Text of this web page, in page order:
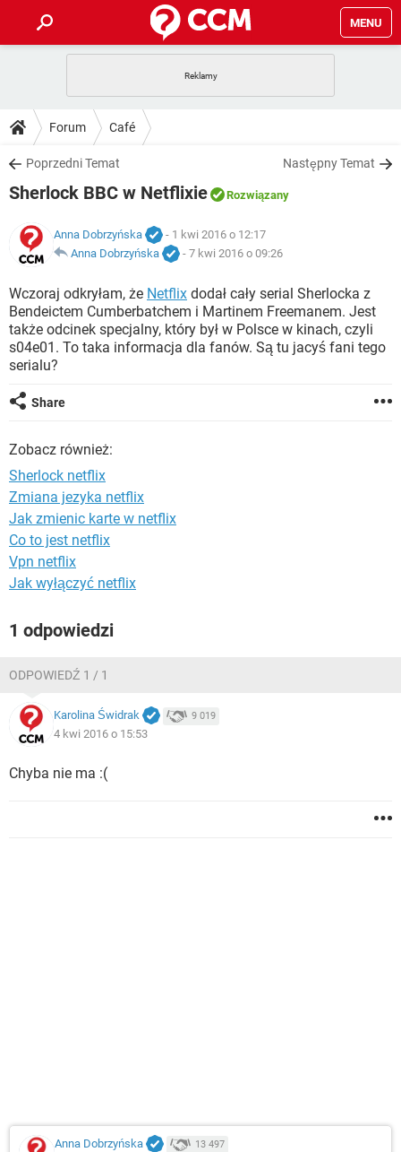
MENU
GRY
SPOTIFY
INSTAGRAM FACEBOOK
WINDOWS 10
PORADY
PlayStation
INSTAGRAM FACEBOOK
DO POBRANIA
ANDROID TIKTOK
GRY
IOS NETFLIX
INSTAGRAM FACEBOOK
WINDOWS 10
COVID-19 TIKTOK
SPOTIFY NETFLIX
INSTAGRAM FACEBOOK
WINDOWS 10
ARTYKUŁY
COVID-19 TIKTOK
GRY WHATSAPP
SPOTIFY NETFLIX
WINDOWS 10
Forum Café
Poprzedni Temat Następny Temat
Sherlock BBC w Netflixie Rozwiązany
Anna Dobrzyńska
- 1 kwi 2016 o 12:17
Anna Dobrzyńska
- 7 kwi 2016 o 09:26
Wczoraj odkryłam, że Netflix dodał cały serial Sherlocka z
Bendeictem Cumberbatchem i Martinem Freemanem. Jest
także odcinek specjalny, który był w Polsce w kinach, czyli
s04e01. To taka informacja dla fanów. Są tu jacyś fani tego
serialu?
Share
Zobacz również:
Sherlock netflix
Zmiana jezyka netflix
Jak zmienic karte w netflix
Co to jest netflix
Vpn netflix
Jak wyłączyć netflix
1 odpowiedzi
ODPOWIEDŹ 1 / 1
Karolina Świdrak 9 019
4 kwi 2016 o 15:53
Chyba nie ma :(
Anna Dobrzyńska 13 497